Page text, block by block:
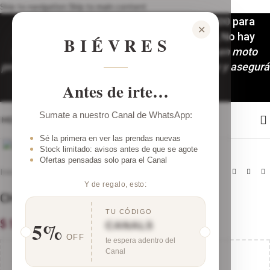
✕
BIÉVRES
Antes de irte…
Sumate a nuestro Canal de WhatsApp:
Sé la primera en ver las prendas nuevas
Stock limitado: avisos antes de que se agote
Ofertas pensadas solo para el Canal
Y de regalo, esto:
5% OFF
TU CÓDIGO
CANAL5
te espera adentro del
Canal
Skip to navigation Skip to main content
Envíos a todo el país. 3 y 6 (mínimo $100.000 para
accedera las 6 cuotas) cuotas sin interés, No hay
mínimo de compra!🚚
Despachos y envíos en moto
programados: Martes y Viernes. ¡Comprá hoy y asegurá
MENÚ
Inicio
CHALECO SASTRERO
$ 54.000,00
¡Agrega 125.000,00 envío gratis